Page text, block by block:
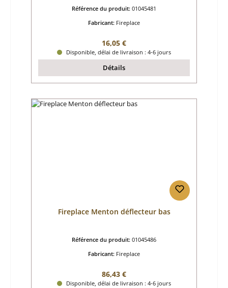
Référence du produit: 01045481
Fabricant: Fireplace
Prix régulier :
16,05 €
Disponible, délai de livraison : 4-6 jours
Détails
Fireplace Menton déflecteur bas
Référence du produit: 01045486
Fabricant: Fireplace
Prix régulier :
86,43 €
Disponible, délai de livraison : 4-6 jours